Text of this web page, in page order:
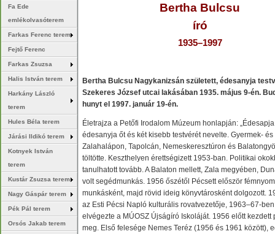
Bertha Bulcsu
író
1935–1997
Bertha Bulcsu Nagykanizsán született, édesanyja
Szekeres József utcai lakásában 1935. május 9-én.
hunyt el 1997. január 19-én.
Életrajza a Petőfi Irodalom Múzeum honlapján:
édesanyja őt és két kisebb testvérét nevelte. Gyermek-
Zalahalápon, Tapolcán, Nemeskeresztúron és
töltötte. Keszthelyen érettségizett 1953-ban. Politikai
tanulhatott tovább. A Balaton mellett, Zala megyében,
volt segédmunkás. 1956 őszétől Pécsett először
munkásként, majd rövid ideig könyvtárosként dolgozott.
az Esti Pécsi Napló kulturális rovatvezetője, 1963–67-
elvégezte a MÚOSZ Újságíró Iskoláját. 1956 előtt
meg. Első felesége Nemes Teréz (1956 és 1961 között),
Fa Ede
emlékolvasóterem
Farkas Ferenc terem
Fejtő Ferenc
Farkas Zsuzsa
Halis István terem
Harkány László
terem
Hules Béla terem
Járási Ildikó terem
Kotnyek István
terem
Kustár Zsuzsa terem
Nagy Gáspár terem
Pék Pál terem
Orsós Jakab terem